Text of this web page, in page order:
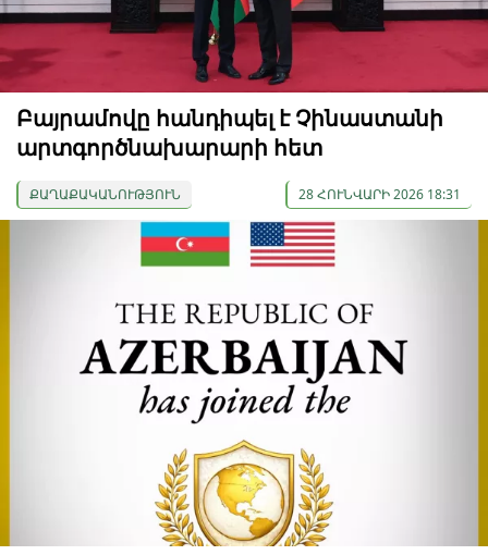
Բայրամովը հանդիպել է Չինաստանի
արտգործնախարարի հետ
ՔԱՂԱՔԱԿԱՆՈՒԹՅՈՒՆ 28 ՀՈՒՆՎԱՐԻ 2026 18:31